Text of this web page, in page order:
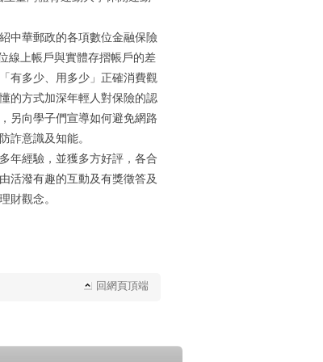
中華郵政的各項數位金融保險
線上帳戶與實體存摺帳戶的差
有多少、用多少」正確消費觀
的方式加深年輕人對保險的認
另向學子們宣導如何避免網路
詐意識及知能。
年經驗，並獲多方好評，各合
活潑有趣的互動及有獎徵答及
財觀念。
回網頁頂端